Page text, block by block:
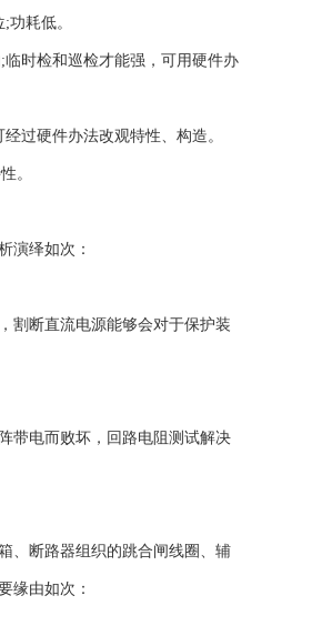
耗低。
时检和巡检才能强，可用硬件办
过硬件办法改观特性、构造。
。
演绎如次：
割断直流电源能够会对于保护装
带电而败坏，回路电阻测试解决
、断路器组织的跳合闸线圈、辅
缘由如次：